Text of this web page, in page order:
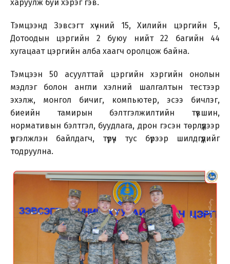
харуулж буй хэрэг гэв.
Тэмцээнд Зэвсэгт хүчний 15, Хилийн цэргийн 5,
Дотоодын цэргийн 2 буюу нийт 22 багийн 44
хугацаат цэргийн алба хаагч оролцож байна.
Тэмцээн 50 асуулттай цэргийн хэргийн онолын
мэдлэг болон англи хэлний шалгалтын тестээр
эхэлж, монгол бичиг, компьютер, эсээ бичлэг,
биеийн тамирын бэлтгэлжилтийн түвшин,
нормативын бэлтгэл, буудлага, дрон гэсэн төрлүүдээр
үргэлжлэн байлдагч, түрүүч тус бүрээр шилдгүүдийг
тодруулна.